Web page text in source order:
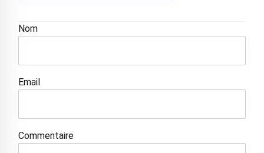
Nom
Email
Commentaire